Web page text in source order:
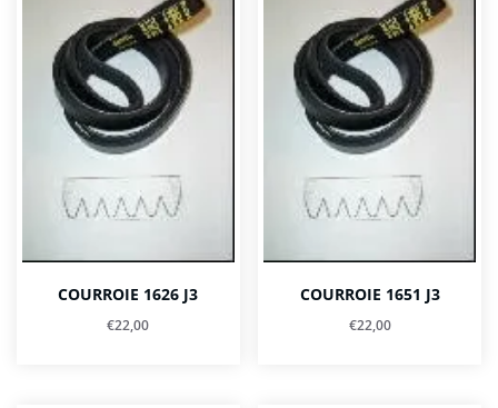
COURROIE 1626 J3
€22,00
COURROIE 1651 J3
€22,00